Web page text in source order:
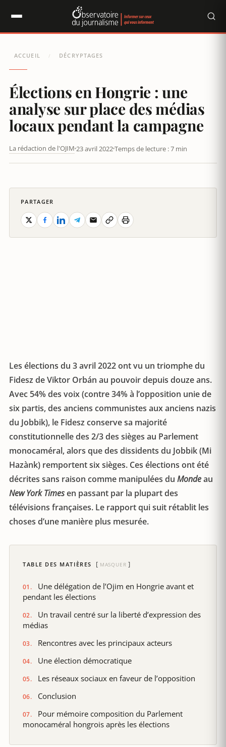
ACCUEIL / DÉCRYPTAGES
Élections en Hongrie : une
analyse sur place des médias
locaux pendant la campagne
La rédaction de l'OJIM 23 avril 2022Temps de lecture : 7 min
Les élections du 3 avril 2022 ont vu un triomphe du
Fidesz de Viktor Orbán au pouvoir depuis douze ans.
Avec 54% des voix (contre 34% à l’opposition unie de
six partis, des anciens communistes aux anciens nazis
du Jobbik), le Fidesz conserve sa majorité
constitutionnelle des 2/3 des sièges au Parlement
monocaméral, alors que des dissidents du Jobbik (Mi
Hazànk) remportent six sièges. Ces élections ont été
décrites sans raison comme manipulées du Mondeau
New York Timesen passant par la plupart des
télévisions françaises. Le rapport qui suit rétablit les
choses d’une manière plus mesurée.
TABLE DES MATIÈRES MASQUER
Une délégation de l’Ojim en Hongrie avant et
pendant les élections
Un travail centré sur la liberté d’expression des
médias
Rencontres avec les principaux acteurs
Une élection démocratique
Les réseaux sociaux en faveur de l’opposition
Conclusion
Pour mémoire composition du Parlement
monocaméral hongrois après les élections
PARTAGER
Panneau de gestion des cookies